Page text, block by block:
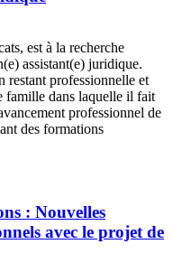
est à la recherche
assistant(e) juridique.
restant professionnelle et
famille dans laquelle il fait
professionnel de
des formations
: Nouvelles
avec le projet de